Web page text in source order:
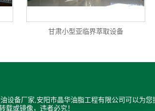
甘肃小型亚临界萃取设备
设备厂家,安阳市晶华油脂工程有限公司可以为
载或镜像，违者必究！